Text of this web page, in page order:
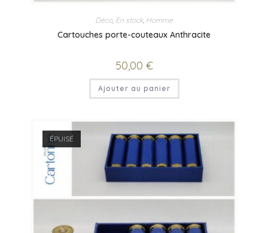
Déco, En stock, Homme
Cartouches porte-couteaux Anthracite
50,00 €
Ajouter au panier
ÉPUISÉ